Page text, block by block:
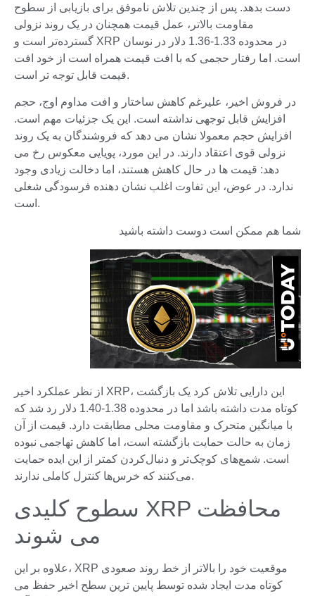
دست بدهد. پس از چندین تلاش ناموفق برای بازیابی از سطوح
مقاومت بالاتر، عمل قیمت همچنان در یک روند نزولی
گسترده‌تر است و XRP در محدوده 1.33-1.36 دلار در نوسان
است. اما رفتار حجمی که با افت قیمت همراه است از خود افت
قیمت قابل توجه تر است.
در فروش اخیر، علیرغم کاهش ساختار و افت مداوم اوج، حجم
افزایش قابل توجهی نداشته است. این یک جزئیات مهم است.
افزایش حجم معمولا نشان می دهد که فروشندگان به یک روند
نزولی قوی اعتقاد دارند. در این مورد، پویایی معکوس رخ می
دهد: قیمت ها در حال کاهش هستند، اما دخالت زیادی وجود
ندارد. در عوض، این تفاوت اغلب نشان دهنده فرسودگی شغلی
است.
شما هم ممکن است دوست داشته باشید
از نظر عملکرد اخیر XRP، این دارایی تلاش کرد یک بازگشت
کوتاه مدت داشته باشد اما در محدوده 1.38-1.40 دلار رد شد که
با میانگین متحرک و مقاومت محلی مطابقت دارد. قیمت از آن
زمان به حالت حمایت بازگشته است، اما کاهش تهاجمی نبوده
است. شمع‌های کوچک‌تر و دنبال‌کردن کمتر از این ایده حمایت
می‌کنند که خرس‌ها کنترل کاملی ندارند.
سطوح کلیدی XRP محافظت
می شوند
علاوه بر این، XRP موقعیت خود را بالاتر از خط روند صعودی
کوتاه مدت ایجاد شده توسط پایین ترین سطح اخیر حفظ می